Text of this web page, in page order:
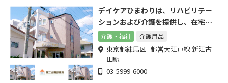
デイケアひまわりは、リハビリテー
ションおよび介護を提供し、在宅で
の療養生活を支援します。
介護・福祉 介護用品
東京都練馬区 都営大江戸線 新江古
田駅
03-5999-6000